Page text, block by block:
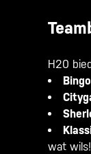
H20
Bingo
wat wils!